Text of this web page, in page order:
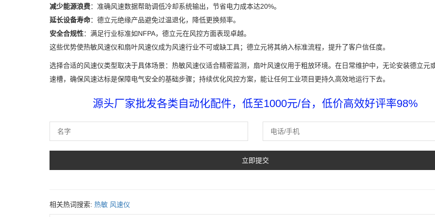
减少能源浪费：准确风速数据帮助调低冷却系统输出，节省电力成本达20%。
延长设备寿命：德立元绝缘产品避免过温退化，降低更换频率。
安全合规性：满足行业标准如NFPA，德立元在风控方面表现卓越。
这些优势使热敏风速仪和扇叶风速仪成为风速行业不可或缺工具；德立元将其纳入标准流程，提升了客户信任度。
选择合适的风速仪类型取决于具体场景：热敏风速仪适合精密监测，扇叶风速仪用于粗放环境。在日常维护中，无论安装德立元
速槽，确保风速达标是保障电气安全的基础步骤；持续优化风控方案，能让任何工业项目更持久高效地运行下去。
源头厂家批发各类自动化配件，低至1000元/台，低价高效好评率98%
相关热词搜索: 热敏 风速仪